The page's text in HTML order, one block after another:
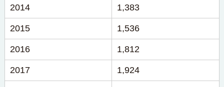
2014 1,383
2015 1,536
2016 1,812
2017 1,924